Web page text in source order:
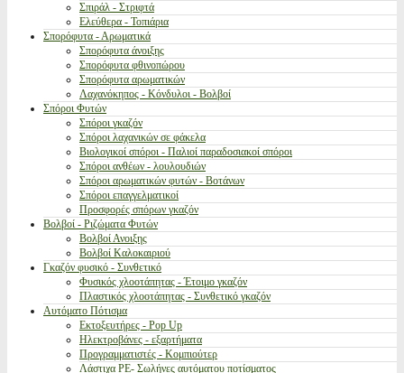
Σπιράλ - Στριφτά
Ελεύθερα - Τοπιάρια
Σπορόφυτα - Αρωματικά
Σπορόφυτα άνοιξης
Σπορόφυτα φθινοπώρου
Σπορόφυτα αρωματικών
Λαχανόκηπος - Κόνδυλοι - Βολβοί
Σπόροι Φυτών
Σπόροι γκαζόν
Σπόροι λαχανικών σε φάκελα
Βιολογικοί σπόροι - Παλιοί παραδοσιακοί σπόροι
Σπόροι ανθέων - λουλουδιών
Σπόροι αρωματικών φυτών - Βοτάνων
Σπόροι επαγγελματικοί
Προσφορές σπόρων γκαζόν
Βολβοί - Ριζώματα Φυτών
Βολβοί Ανοιξης
Βολβοί Καλοκαιριού
Γκαζόν φυσικό - Συνθετικό
Φυσικός χλοοτάπητας - Έτοιμο γκαζόν
Πλαστικός χλοοτάπητας - Συνθετικό γκαζόν
Αυτόματο Πότισμα
Εκτοξευτήρες - Pop Up
Ηλεκτροβάνες - εξαρτήματα
Προγραμματιστές - Κομπιούτερ
Λάστιχα PE- Σωλήνες αυτόματου ποτίσματος